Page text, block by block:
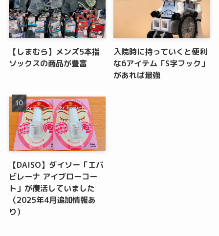
【しまむら】メンズ5本指
ソックスの商品が豊富
入院時に持っていくと便利
な6アイテム「S字フック」
があれば最強
【DAISO】ダイソー「エバ
ビレーナ アイブローコー
ト」が復活していました
（2025年4月追加情報あ
り）